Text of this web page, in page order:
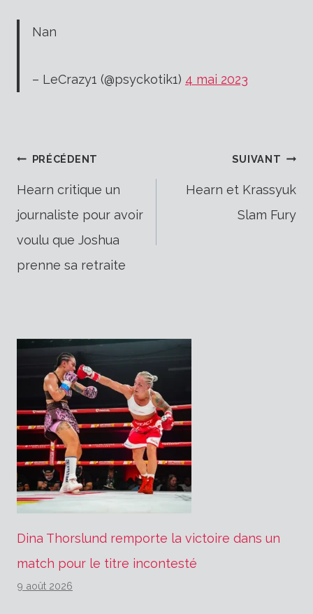
Nan
– LeCrazy1 (@psyckotik1) 4 mai 2023
Navigation
de
PRÉCÉDENT
Hearn critique un
journaliste pour avoir
voulu que Joshua
prenne sa retraite
SUIVANT
Hearn et Krassyuk
Slam Fury
Dina Thorslund remporte la victoire dans un
match pour le titre incontesté
9 août 2026